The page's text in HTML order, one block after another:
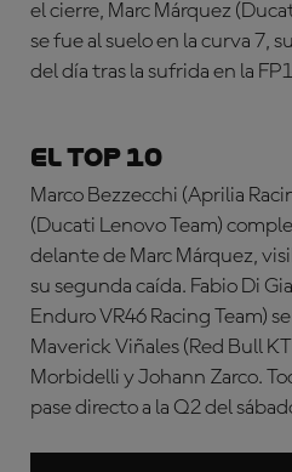
el cierre, Marc Márquez
se fue al suelo en la curva 7,
del día tras la sufrida en la
El Top 10
Marco Bezzecchi (Aprilia
(Ducati Lenovo Team)
delante de Marc Márquez,
su segunda caída. Fabio Di
Enduro VR46 Racing Team)
Maverick Viñales (Red Bull
Morbidelli y Johann Zarco.
pase directo a la Q2 del